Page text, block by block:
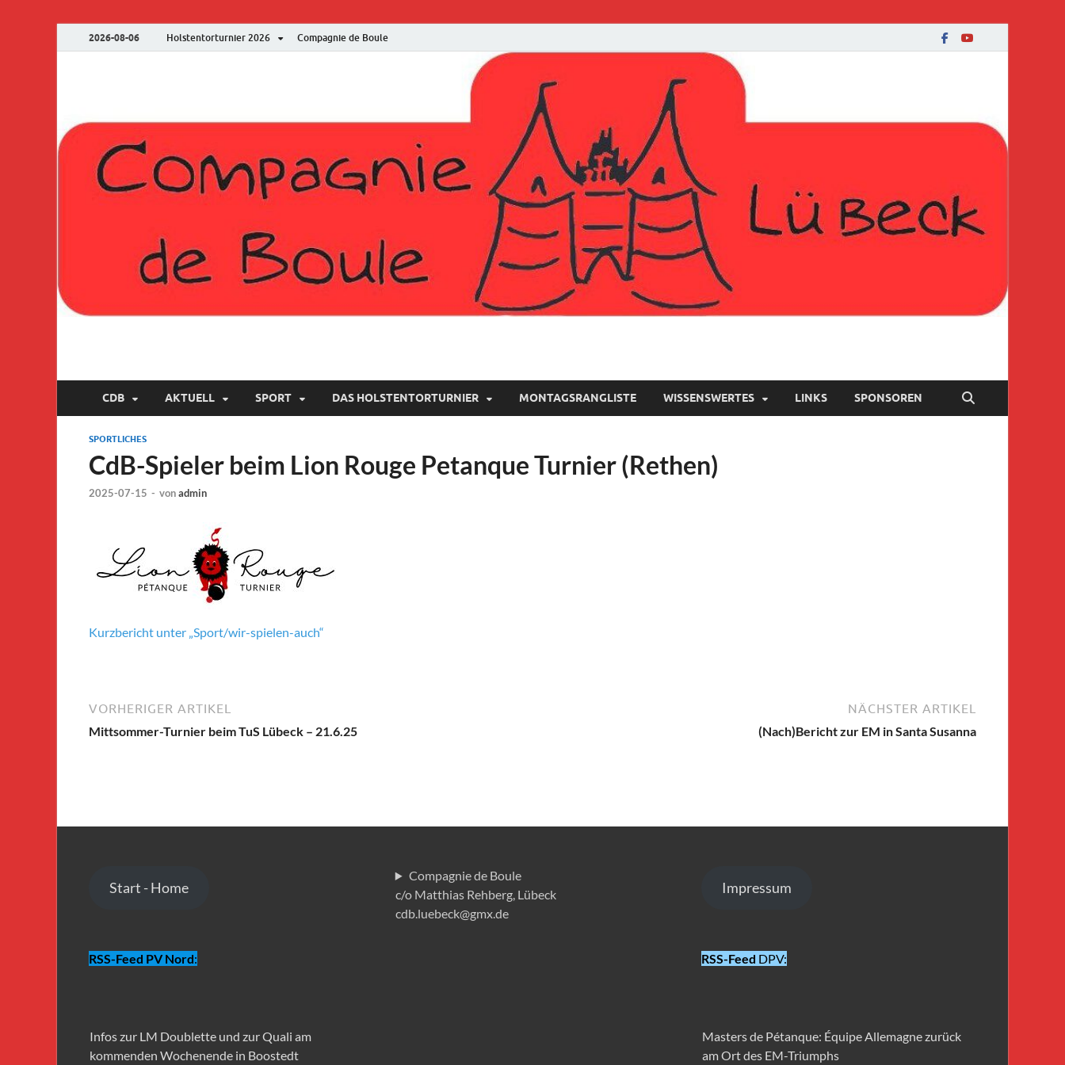
2026-08-06 Holstentorturnier 2026 Compagnie de Boule
Compagnie de Boule
CDB AKTUELL SPORT DAS HOLSTENTORTURNIER MONTAGSRANGLISTE WISSENSWERTES LINKS SPONSOREN
SPORTLICHES
CdB-Spieler beim Lion Rouge Petanque Turnier (Rethen)
2025-07-15 - vonadmin
Kurzbericht unter „Sport/wir-spielen-auch“
VORHERIGER ARTIKEL
Mittsommer-Turnier beim TuS Lübeck – 21.6.25
NÄCHSTER ARTIKEL
(Nach)Bericht zur EM in Santa Susanna
Start - Home
RSS-Feed PV Nord:
Infos zur LM Doublette und zur Quali am
kommenden Wochenende in Boostedt
Compagnie de Boule
c/o Matthias Rehberg, Lübeck
cdb.luebeck@gmx.de
Impressum
RSS-Feed DPV:
Masters de Pétanque: Équipe Allemagne zurück
am Ort des EM-Triumphs